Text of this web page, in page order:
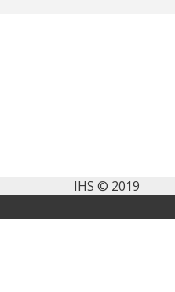
IHS © 2019